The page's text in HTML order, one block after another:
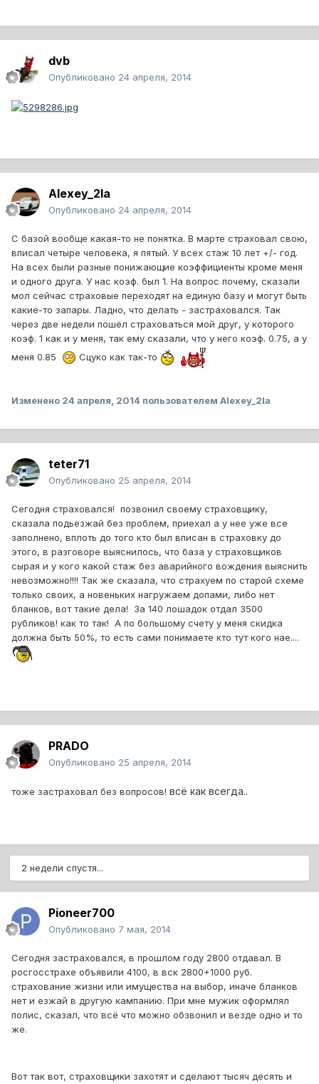
dvb
Опубликовано 24 апреля, 2014
Alexey_2la
Опубликовано 24 апреля, 2014
С базой вообще какая-то не понятка. В марте страховал свою,
вписал четыре человека, я пятый. У всех стаж 10 лет +/- год.
На всех были разные понижающие коэффициенты кроме меня
и одного друга. У нас коэф. был 1. На вопрос почему, сказали
мол сейчас страховые переходят на единую базу и могут быть
какие-то запары. Ладно, что делать - застраховался. Так
через две недели пошёл страховаться мой друг, у которого
коэф. 1 как и у меня, так ему сказали, что у него коэф. 0.75, а у
меня 0.85
Сцуко как так-то
Изменено 24 апреля, 2014 пользователем Alexey_2la
teter71
Опубликовано 25 апреля, 2014
Сегодня страховался! позвонил своему страховщику,
сказала подьезжай без проблем, приехал а у нее уже все
заполнено, вплоть до того кто был вписан в страховку до
этого, в разговоре выяснилось, что база у страховщиков
сырая и у кого какой стаж без аварийного вождения выяснить
невозможно!!!! Так же сказала, что страхуем по старой схеме
только своих, а новеньких нагружаем допами, либо нет
бланков, вот такие дела! За 140 лошадок отдал 3500
рубликов! как то так! А по большому счету у меня скидка
должна быть 50%, то есть сами понимаете кто тут кого нае....
PRADO
Опубликовано 25 апреля, 2014
тоже застраховал без вопросов! всё как всегда..
2 недели спустя...
Pioneer700
Опубликовано 7 мая, 2014
Сегодня застраховался, в прошлом году 2800 отдавал. В
росгосстрахе объявили 4100, в вск 2800+1000 руб.
страхование жизни или имущества на выбор, иначе бланков
нет и езжай в другую кампанию. При мне мужик оформлял
полис, сказал, что всё что можно обзвонил и везде одно и то
же.
Вот так вот, страховщики захотят и сделают тысяч десять и